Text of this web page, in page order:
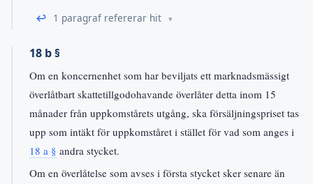
↩ 1 paragraf refererar hit
18 b §
Om en koncernenhet som har beviljats ett marknadsmässigt
överlåtbart skattetillgodohavande överlåter detta inom 15
månader från uppkomstårets utgång, ska försäljningspriset tas
upp som intäkt för uppkomståret i stället för vad som anges i
18 a § andra stycket.
Om en överlåtelse som avses i första stycket sker senare än